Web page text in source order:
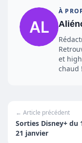
À
et
chaud !
← Article précédent
Sorties Disney+ du
21 janvier